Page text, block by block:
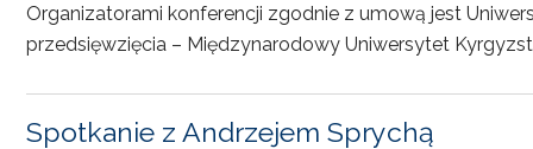
Organizatorami konferencji zgodnie z umową jest
przedsięwzięcia – Międzynarodowy Uniwersytet
Spotkanie z Andrzejem Sprychą